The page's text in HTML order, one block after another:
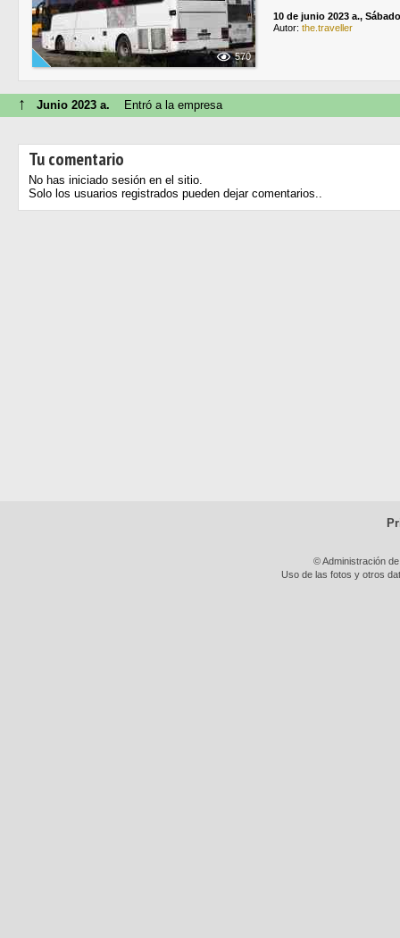
570
10 de junio 2023 a., Sábado
Autor: the.traveller
↑ Junio 2023 a. Entró a la empresa
Tu comentario
No has iniciado sesión en el sitio.
Solo los usuarios registrados pueden dejar comentarios..
© Administración
Uso de las fotos y otros